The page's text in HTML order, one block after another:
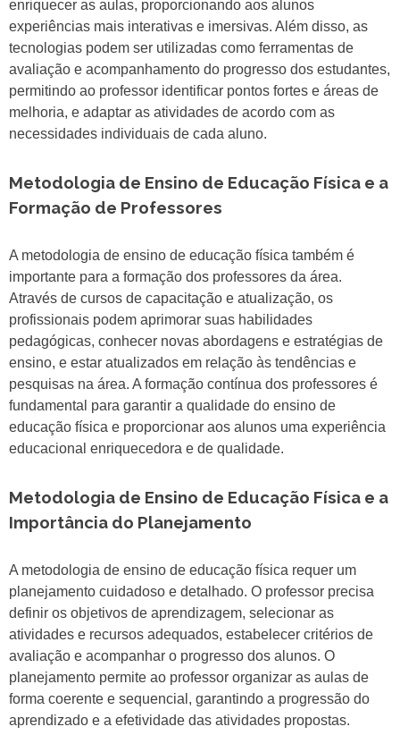
enriquecer as aulas, proporcionando aos alunos
experiências mais interativas e imersivas. Além disso, as
tecnologias podem ser utilizadas como ferramentas de
avaliação e acompanhamento do progresso dos estudantes,
permitindo ao professor identificar pontos fortes e áreas de
melhoria, e adaptar as atividades de acordo com as
necessidades individuais de cada aluno.
Metodologia de Ensino de Educação Física e a
Formação de Professores
A metodologia de ensino de educação física também é
importante para a formação dos professores da área.
Através de cursos de capacitação e atualização, os
profissionais podem aprimorar suas habilidades
pedagógicas, conhecer novas abordagens e estratégias de
ensino, e estar atualizados em relação às tendências e
pesquisas na área. A formação contínua dos professores é
fundamental para garantir a qualidade do ensino de
educação física e proporcionar aos alunos uma experiência
educacional enriquecedora e de qualidade.
Metodologia de Ensino de Educação Física e a
Importância do Planejamento
A metodologia de ensino de educação física requer um
planejamento cuidadoso e detalhado. O professor precisa
definir os objetivos de aprendizagem, selecionar as
atividades e recursos adequados, estabelecer critérios de
avaliação e acompanhar o progresso dos alunos. O
planejamento permite ao professor organizar as aulas de
forma coerente e sequencial, garantindo a progressão do
aprendizado e a efetividade das atividades propostas.